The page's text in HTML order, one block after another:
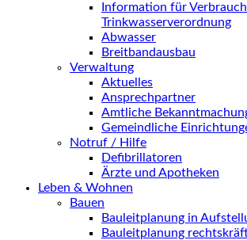
Information für
Trinkwasserverordnung
Abwasser
Breitbandausbau
Verwaltung
Aktuelles
Ansprechpartner
Amtliche
Gemeindliche
Notruf / Hilfe
Defibrillatoren
Ärzte und Apotheken
Leben & Wohnen
Bauen
Bauleitplanung in
Bauleitplanung